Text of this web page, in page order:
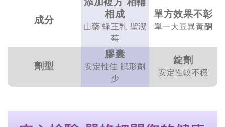
成分
添加複方 相輔
相成
山藥 蜂王乳 聖潔
莓
單方效果不彰
單一大豆異黃酮
劑型
膠囊
安定性佳 賦形劑
少
錠劑
安定性較不穩